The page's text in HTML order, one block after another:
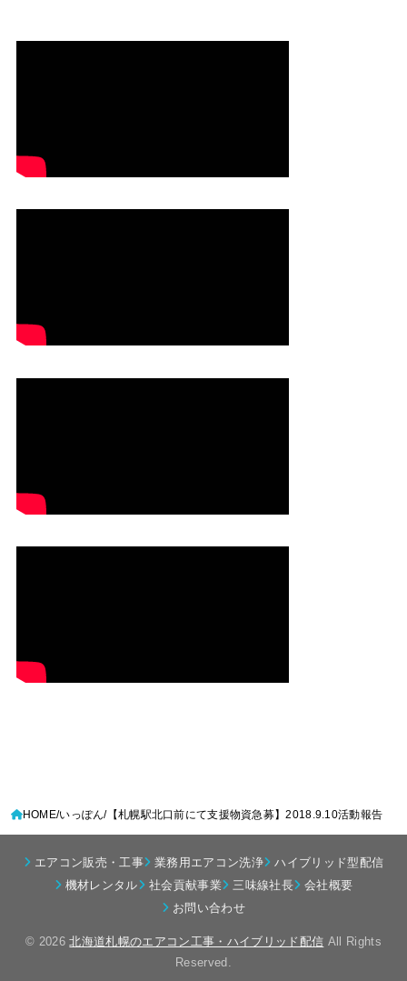
HOME いっぽん 【札幌駅北口前にて支援物資急募】2018.9.10活動報告
エアコン販売・工事 業務用エアコン洗浄
ハイブリッド型配信
機材レンタル
社会貢献事業 三味線社長
会社概要
お問い合わせ
© 2026北海道札幌のエアコン工事・ハイブリッド配信 All Rights
Reserved.